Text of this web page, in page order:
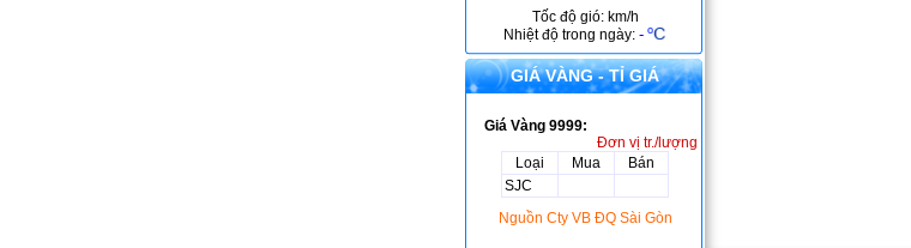
Tốc độ gió: km/h
Nhiệt độ trong ngày: -
GIÁ VÀNG - TỈ GIÁ
Giá Vàng 9999:
Đơn vị tr./lượng
Loại
Mua
Bán
SJC
Nguồn Cty VB ĐQ Sài Gòn